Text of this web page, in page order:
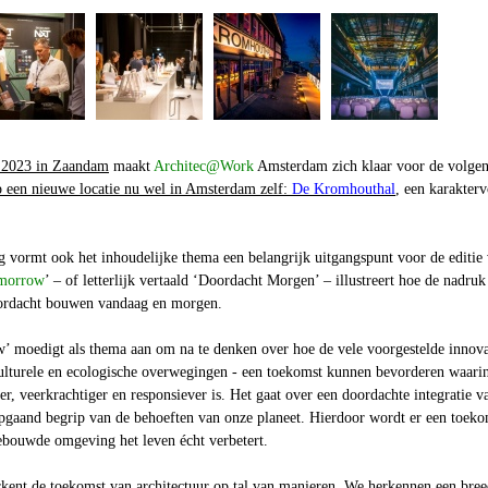
in Zaandam maakt Architec@Work Amsterdam zich klaar voor de
een nieuwe locatie nu wel in Amsterdam zelf: De Kromhouthal, een
vormt ook het inhoudelijke thema een belangrijk uitgangspunt voor de editie
’ – of letterlijk vertaald ‘Doordacht Morgen’ – illustreert hoe de nadruk
bouwen vandaag en morgen.
moedigt als thema aan om na te denken over hoe de vele voorgestelde
en ecologische overwegingen - een toekomst kunnen bevorderen
veerkrachtiger en responsiever is. Het gaat over een doordachte integratie
begrip van de behoeften van onze planeet. Hierdoor wordt er een
omgeving het leven écht verbetert.